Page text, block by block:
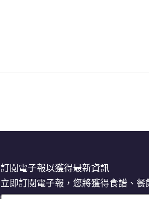
訂閱電子報以獲得最新資訊
立即訂閱電子報，您將獲得食譜、